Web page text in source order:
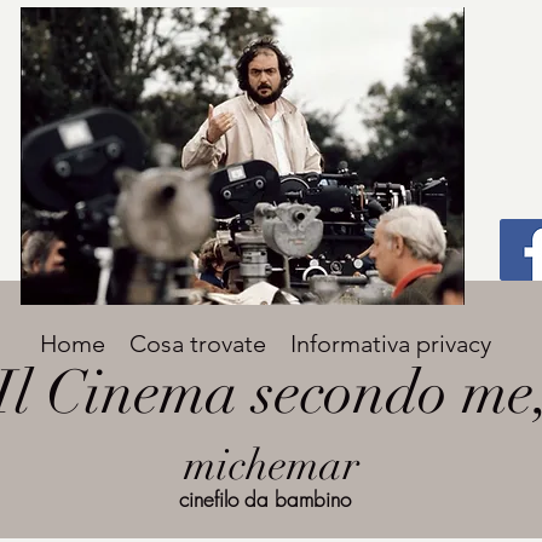
Titolo
grande
Avenir Light una delle font preferite dai
designer. Facile da leggere, viene
utilizzata per titoli e paragrafi.
Cinema secondo
michemar
Home Cosa trovate Informativa privacy
cinefilo da bambino